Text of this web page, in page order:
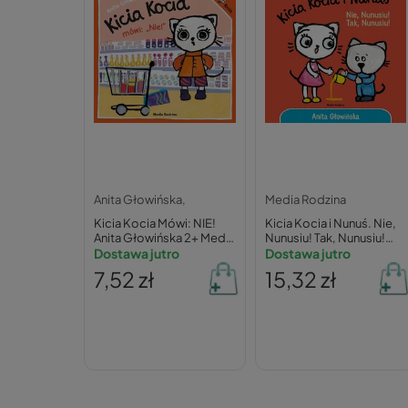
Anita Głowińska,
Kicia Kocia Mówi: NIE!
Anita Głowińska 2+ Media
Rodzina
Dostawa jutro
7,52 zł
Media Rodzina
Kicia Kocia i Nunuś. Nie,
Nunusiu! Tak, Nunusiu!
Anita Głowińska
Dostawa jutro
15,32 zł